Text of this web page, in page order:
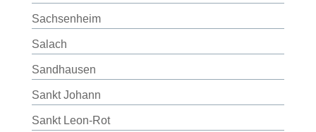
Sachsenheim
Salach
Sandhausen
Sankt Johann
Sankt Leon-Rot